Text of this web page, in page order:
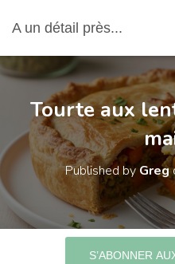
A un détail près...
Tourte aux
Published by Greg
S’ABONNER